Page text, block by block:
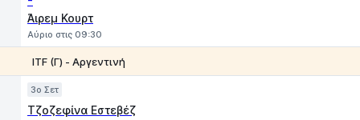
Άιρεμ Κουρτ
Αύριο στις 09:30
ITF (Γ) - Αργεντινή
3o Σετ
Τζοζεφίνα Εστεβέζ